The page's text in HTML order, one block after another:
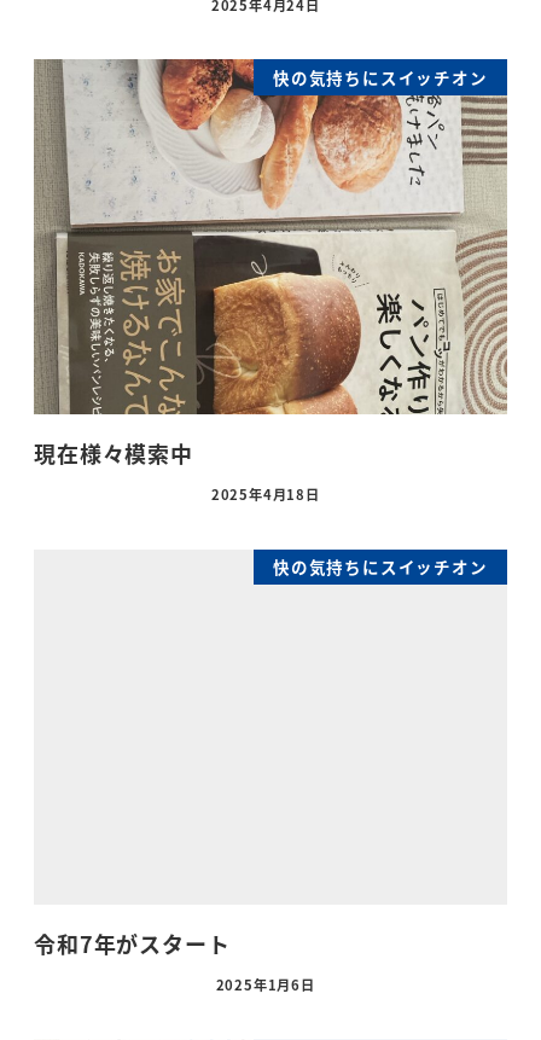
2025年4月24日
快の気持ちにスイッチオン
現在様々模索中
2025年4月18日
快の気持ちにスイッチオン
令和7年がスタート
2025年1月6日